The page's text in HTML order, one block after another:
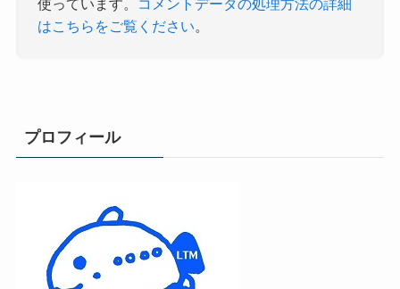
使っています。
コメントデータの処理方法の詳細
はこちらをご覧ください。
プロフィール